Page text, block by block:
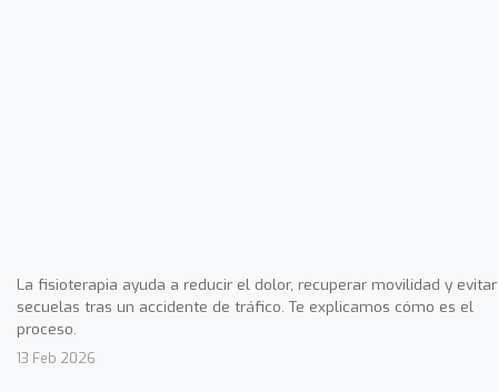
La fisioterapia ayuda a reducir el dolor, recuperar movilidad y evitar
secuelas tras un accidente de tráfico. Te explicamos cómo es el
proceso.
13 Feb 2026